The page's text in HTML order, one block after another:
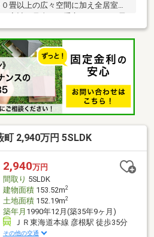
畳以上の広々空間に加え全居室６
以内の建物・ウォークインクロー
多彩な収納を完備【周辺環境】・
ドマート彦根小泉店へ徒歩3分の近
学校も徒歩９分のロケーションで
町 2,940万円 5SLDK
2,940万円
間取り 5SLDK
建物面積153.52m2
土地面積152.19m2
築年月 1990年12月(築35年9ヶ月)
ＪＲ東海道本線 彦根駅 徒歩35分
その他の交通